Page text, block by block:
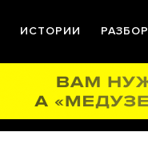
ИСТОРИИ РАЗБОР